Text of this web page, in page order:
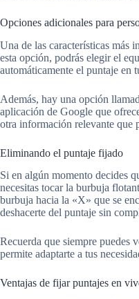
Opciones adicionales para
Una de las características más
esta opción, podrás elegir el
automáticamente el puntaje en
Además, hay una opción
aplicación de Google que
otra información relevante que
Eliminando el puntaje fijado
Si en algún momento decides
necesitas tocar la burbuja
burbuja hacia la «X» que se
deshacerte del puntaje sin
Recuerda que siempre puedes
permite adaptarte a tus
Ventajas de fijar puntajes en